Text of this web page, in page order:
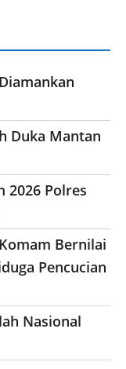
Duka Mantan
2026 Polres
Bernilai
Pencucian
Nasional